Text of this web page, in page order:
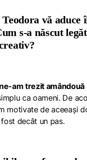
vă
s-a născut
am trezit
ca oameni. De
motivate de aceeași
decât un pas.